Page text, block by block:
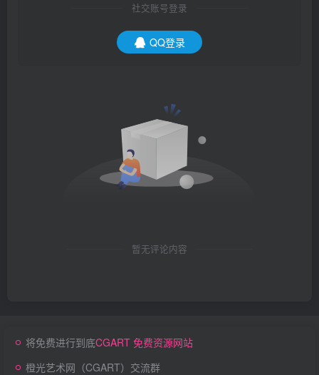
社交账号登录
QQ登录
暂无评论内容
将免费进行到底CGART 免费资源网站
橙光艺术网（CGART）交流群